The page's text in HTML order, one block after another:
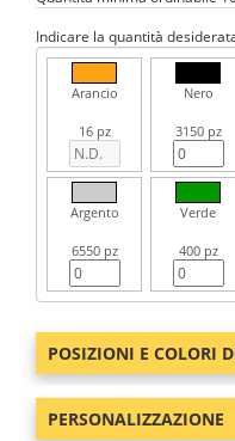
Indicare la quantità
Arancio
16 pz
Nero
3150 pz
Argento
6550 pz
Verde
400 pz
POSIZIONI E COLORI
PERSONALIZZAZIONE